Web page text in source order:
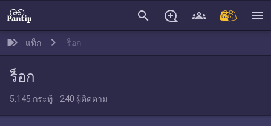
search menu
แท็ก ร็อก
ร็อก
5,145 กระทู้ 240 ผู้ติดตาม